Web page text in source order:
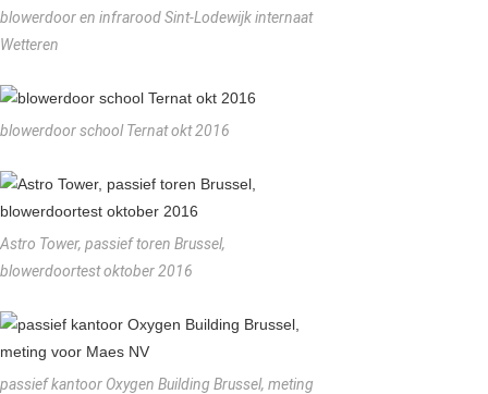
blowerdoor en infrarood Sint-Lodewijk internaat
Wetteren
blowerdoor school Ternat okt 2016
Astro Tower, passief toren Brussel,
blowerdoortest oktober 2016
passief kantoor Oxygen Building Brussel, meting